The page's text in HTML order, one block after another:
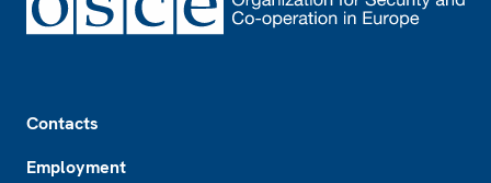
Contacts
Employment